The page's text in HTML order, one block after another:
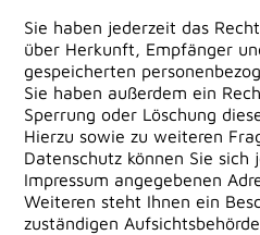
Sie haben jederzeit das
über Herkunft, Empfänger
gespeicherten
Sie haben außerdem ein
Sperrung oder Löschung
Hierzu sowie zu weiteren
Datenschutz können Sie
Impressum angegebenen
Weiteren steht Ihnen ein
zuständigen